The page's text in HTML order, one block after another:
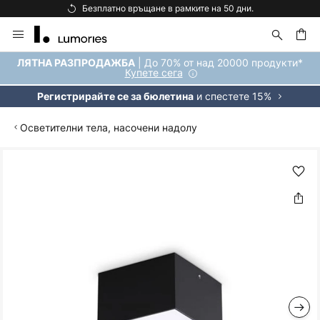
Безплатно връщане в рамките на 50 дни.
Прескачане
към
съдържанието
ЛЯТНА РАЗПРОДАЖБА | До 70% от над 20000 продукти*
Купете сега
Регистрирайте се за бюлетинаи спестете 15%
Осветителни тела, насочени надолу